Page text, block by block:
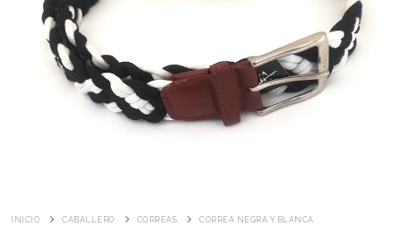
INICIO CABALLERO CORREAS CORREA NEGRA Y BLANCA